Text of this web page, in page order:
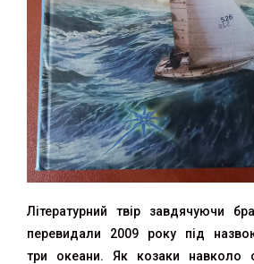
Літературний твір завдячуючи
перевидали 2009 року під
три океани. Як козаки навколо